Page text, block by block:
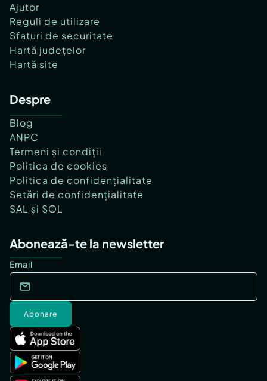
Ajutor
Reguli de utilizare
Sfaturi de securitate
Hartă județelor
Hartă site
Despre
Blog
ANPC
Termeni și condiții
Politica de cookies
Politica de confidențialitate
Setări de confidențialitate
SAL și SOL
Abonează-te la newsletter
Email
Abonare